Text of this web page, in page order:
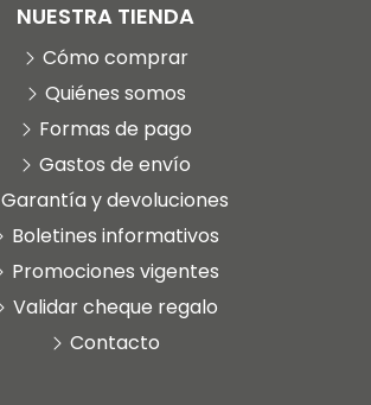
NUESTRA TIENDA
Cómo comprar
Quiénes somos
Formas de pago
Gastos de envío
Garantía y devoluciones
Boletines informativos
Promociones vigentes
Validar cheque regalo
Contacto